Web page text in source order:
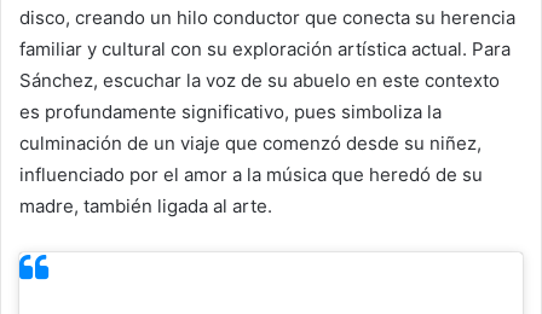
disco, creando un hilo conductor que conecta su herencia
familiar y cultural con su exploración artística actual. Para
Sánchez, escuchar la voz de su abuelo en este contexto
es profundamente significativo, pues simboliza la
culminación de un viaje que comenzó desde su niñez,
influenciado por el amor a la música que heredó de su
madre, también ligada al arte.